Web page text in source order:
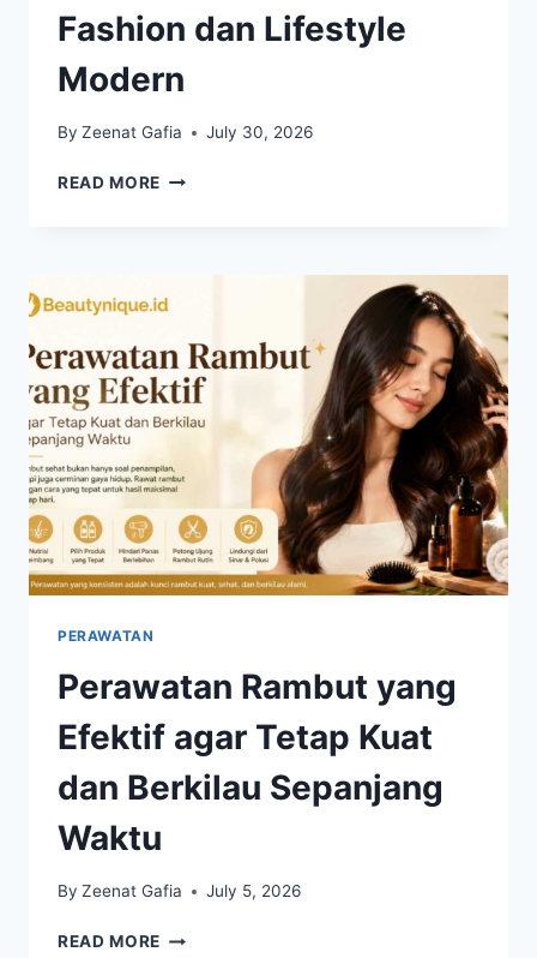
Fashion dan Lifestyle
Modern
By Zeenat Gafia July 30, 2026
READ MORE CLEAN
INSPIRASI
DAN
LIFESTYLE
MODERN
PERAWATAN
Perawatan Rambut yang
Efektif agar Tetap Kuat
dan Berkilau Sepanjang
Waktu
By Zeenat Gafia July 5, 2026
READ MORE PERAWATAN